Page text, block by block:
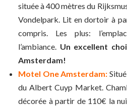
située à 400 mètres du
Vondelpark. Lit en dortoir à
compris. Les plus:
l’ambiance. Un excellent
Amsterdam!
Motel One Amsterdam:
du Albert Cuyp Market.
décorée à partir de 110€ la